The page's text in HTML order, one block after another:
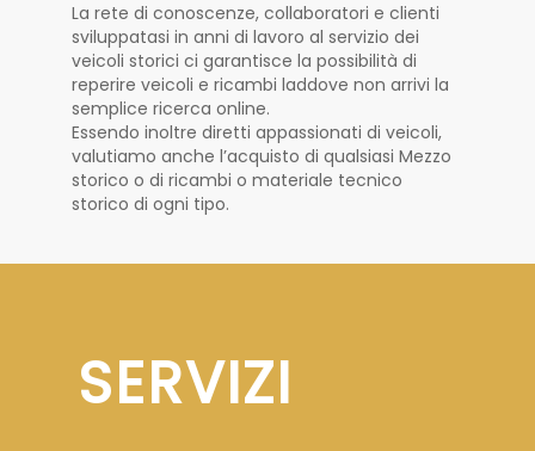
La rete di conoscenze, collaboratori e clienti
sviluppatasi in anni di lavoro al servizio dei
veicoli storici ci garantisce la possibilità di
reperire veicoli e ricambi laddove non arrivi la
semplice ricerca online.
Essendo inoltre diretti appassionati di veicoli,
valutiamo anche l’acquisto di qualsiasi Mezzo
storico o di ricambi o materiale tecnico
storico di ogni tipo.
SERVIZI